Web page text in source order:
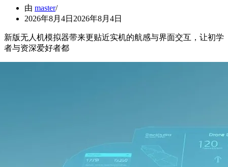
由 master
2026年8月4日 2026年8月4日
新版无人机模拟器带来更贴近实机的航感与界面交互，让初学
者与资深爱好者都